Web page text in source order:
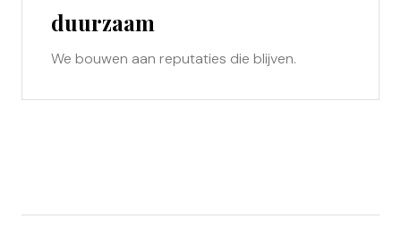
duurzaam
We bouwen aan reputaties die blijven.